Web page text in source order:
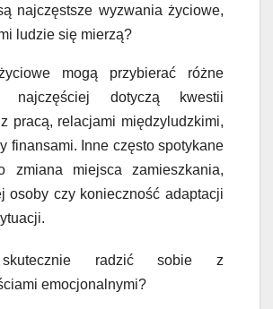
najczęstsze wyzwania życiowe,
ludzie się mierzą?
mogą przybierać różne
najczęściej dotyczą kwestii
pracą, relacjami międzyludzkimi,
finansami. Inne często spotykane
zmiana miejsca zamieszkania,
osoby czy konieczność adaptacji
radzić sobie z
emocjonalnymi?